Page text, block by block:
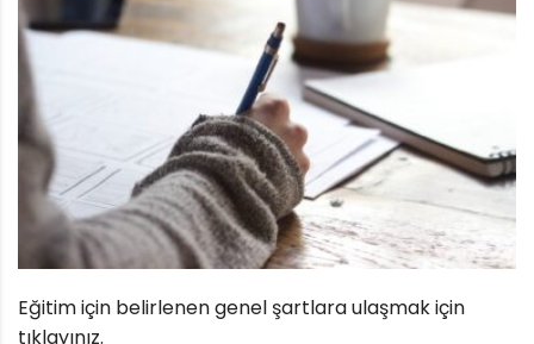
Eğitim için belirlenen genel şartlara ulaşmak için
tıklayınız.